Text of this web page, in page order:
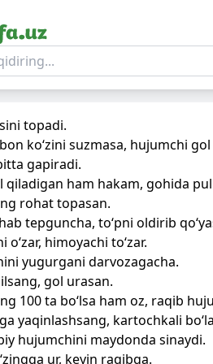
topadi.
ko‘zini suzmasa, hujumchi
gapiradi.
qiladigan ham hakam, gohida
rohat topasan.
tepguncha, to‘pni oldirib
o‘zar, himoyachi to‘zar.
yugurgani darvozagacha.
gol urasan.
100 ta bo‘lsa ham oz, raqib
yaqinlashsang, kartochkali
hujumchini maydonda sinaydi.
ur, keyin raqibga.